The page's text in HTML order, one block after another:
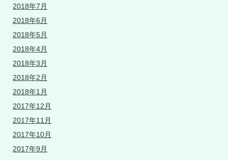
2018年7月
2018年6月
2018年5月
2018年4月
2018年3月
2018年2月
2018年1月
2017年12月
2017年11月
2017年10月
2017年9月